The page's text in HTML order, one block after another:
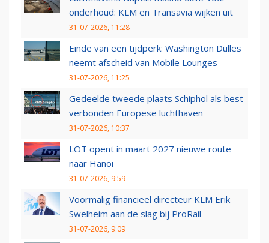
onderhoud: KLM en Transavia wijken uit
31-07-2026, 11:28
Einde van een tijdperk: Washington Dulles
neemt afscheid van Mobile Lounges
31-07-2026, 11:25
Gedeelde tweede plaats Schiphol als best
verbonden Europese luchthaven
31-07-2026, 10:37
LOT opent in maart 2027 nieuwe route
naar Hanoi
31-07-2026, 9:59
Voormalig financieel directeur KLM Erik
Swelheim aan de slag bij ProRail
31-07-2026, 9:09